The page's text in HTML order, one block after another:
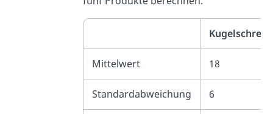
Mittelwert 18
Standardabweichung 6